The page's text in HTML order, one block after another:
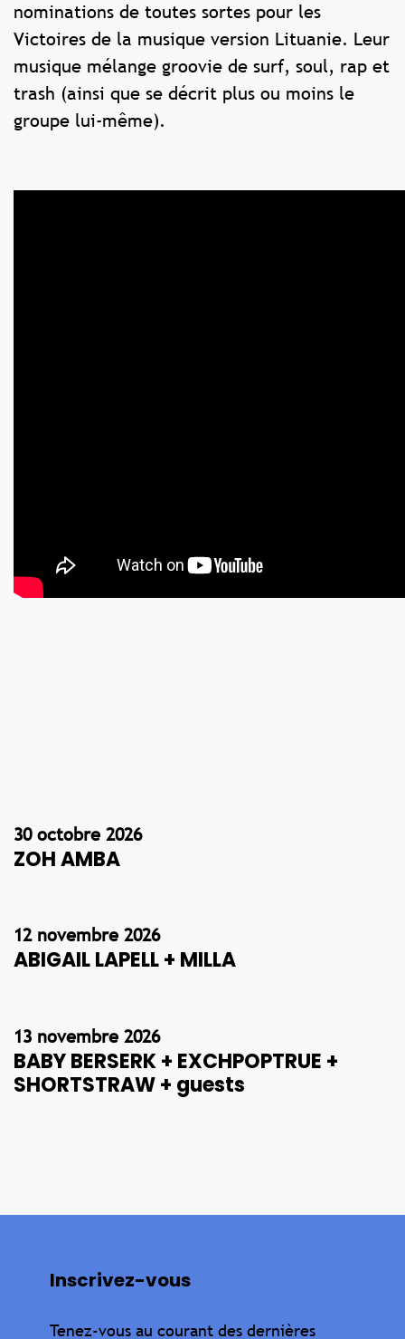
nominations de toutes sortes pour les
Victoires de la musique version Lituanie. Leur
musique mélange groovie de surf, soul, rap et
trash (ainsi que se décrit plus ou moins le
groupe lui-même).
30 octobre 2026
ZOH AMBA
12 novembre 2026
ABIGAIL LAPELL + MILLA
13 novembre 2026
BABY BERSERK + EXCHPOPTRUE +
SHORTSTRAW + guests
Inscrivez-vous
Tenez-vous au courant des dernières